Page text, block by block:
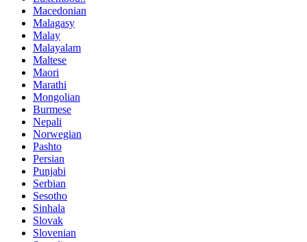
Macedonian
Malagasy
Malay
Malayalam
Maltese
Maori
Marathi
Mongolian
Burmese
Nepali
Norwegian
Pashto
Persian
Punjabi
Serbian
Sesotho
Sinhala
Slovak
Slovenian